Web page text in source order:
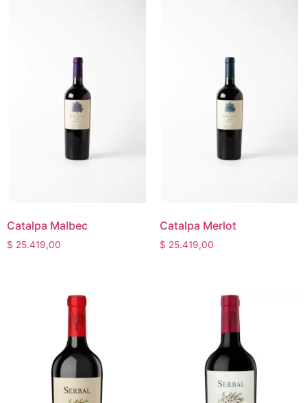
Catalpa Malbec
$ 25.419,00
Catalpa Merlot
$ 25.419,00